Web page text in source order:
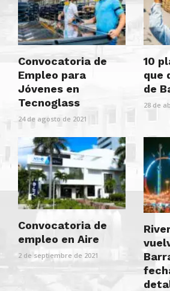
Convocatoria de
Empleo para
Jóvenes en
Tecnoglass
24 de agosto de 2021
10
que
de
28 de
Convocatoria de
empleo en Aire
2 de septiembre de 2021